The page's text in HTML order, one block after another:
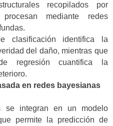
recopilados por
mediante redes
clasificación identifica la
del daño, mientras que
regresión cuantifica la
en redes bayesianas
se integran en un modelo
permite la predicción de